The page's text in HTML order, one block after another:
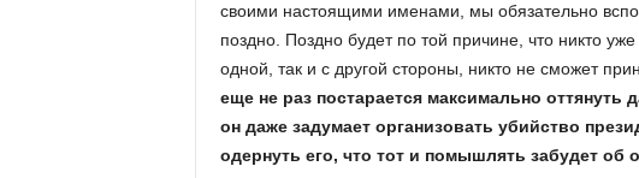
своими настоящими именами, мы обязательно
поздно. Поздно будет по той причине, что никто
одной, так и с другой стороны, никто не сможет
еще не раз постарается максимально
он даже задумает организовать убийство
одернуть его, что тот и помышлять забудет об